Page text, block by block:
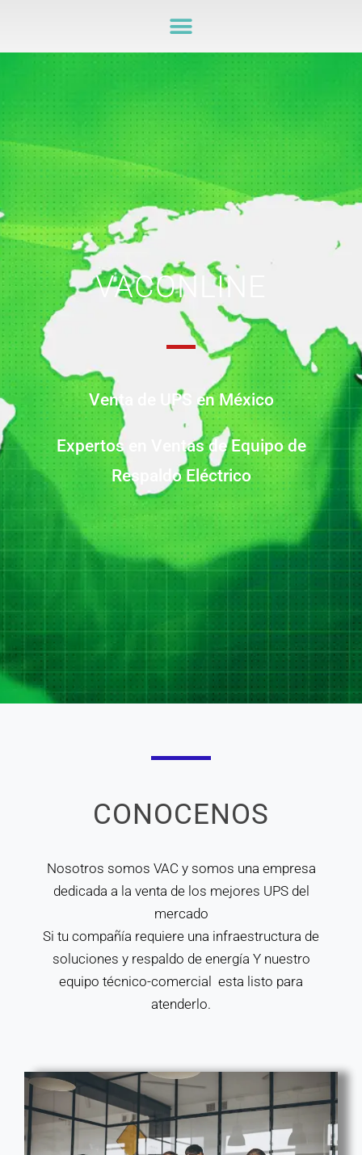
VACONLINE
Venta de UPS en México
Expertos en Ventas de Equipo de
Respaldo Eléctrico
CONOCENOS
Nosotros somos VAC y somos una empresa
dedicada a la venta de los mejores UPS del
mercado
Si tu compañía requiere una infraestructura de
soluciones y respaldo de energía Y nuestro
equipo técnico-comercial esta listo para
atenderlo.